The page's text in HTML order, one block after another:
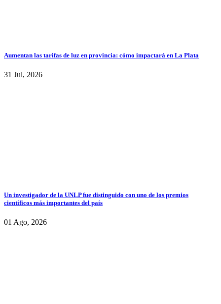
Aumentan las tarifas de luz en provincia: cómo impactará en La Plata
31 Jul, 2026
Un investigador de la UNLP fue distinguido con uno de los premios
científicos más importantes del país
01 Ago, 2026